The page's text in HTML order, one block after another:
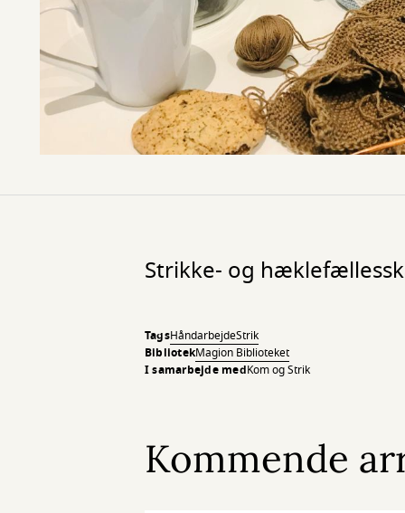
Strikke- og
TagsHåndarbejdeStrik
BibliotekMagion Biblioteket
I samarbejde medKom og Strik
Kommende